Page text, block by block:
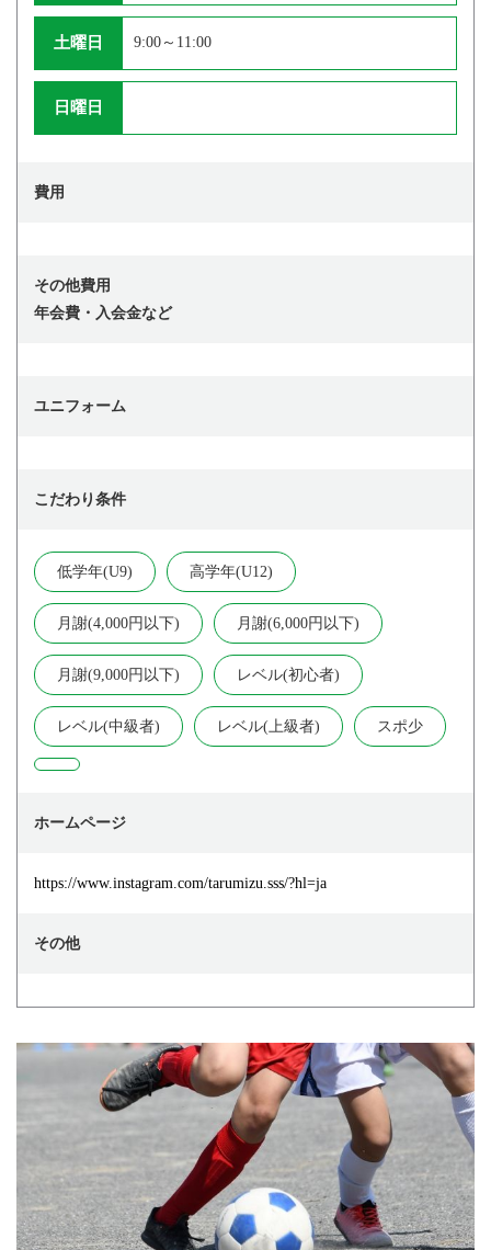
土曜日 9:00～11:00
日曜日
費用
その他費用
年会費・入会金など
ユニフォーム
こだわり条件
低学年(U9) 高学年(U12)
月謝(4,000円以下) 月謝(6,000円以下)
月謝(9,000円以下) レベル(初心者)
レベル(中級者) レベル(上級者) スポ少
ホームページ
https://www.instagram.com/tarumizu.sss/?hl=ja
その他